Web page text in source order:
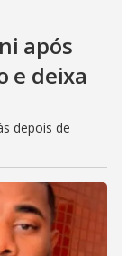
após
e deixa
depois de